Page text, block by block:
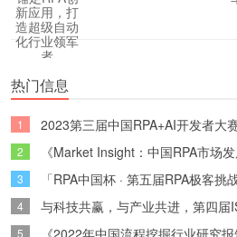
热门信息
1
2023第三届中国RPA+AI开发者大
名单公示
2
《Market Insight：中国RPA市场
（2022）》报告正式发布 | RPA中国
3
「RPA中国杯 · 第五届RPA极客挑
获奖名单公示
4
与科技共赢，与产业共进，第四届
能大会成功召开
5 《2022年中国流程挖掘行业研究